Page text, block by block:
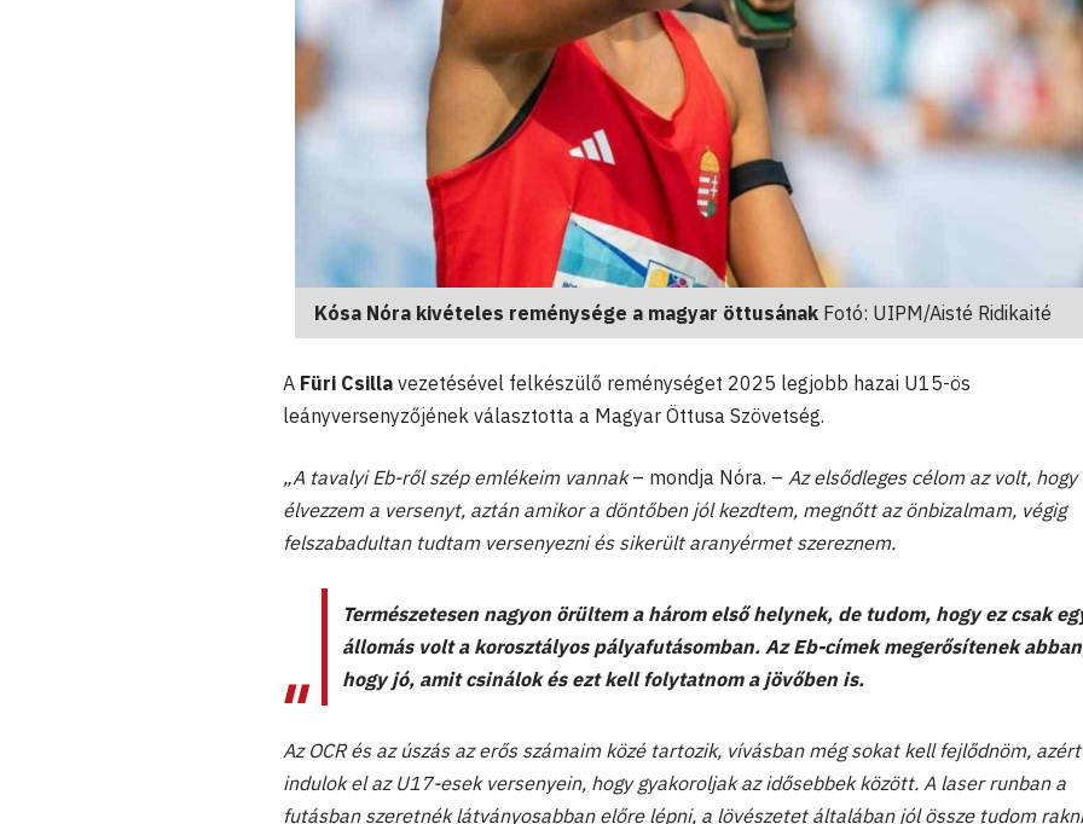
Kósa Nóra kivételes reménysége a magyar öttusának Fotó: UIPM/Aisté Ridikaité
A Füri Csilla vezetésével felkészülő reménységet 2025 legjobb hazai U15-ös
leányversenyzőjének választotta a Magyar Öttusa Szövetség.
„A tavalyi Eb-ről szép emlékeim vannak– mondja Nóra. – Az elsődleges célom az volt, hogy
élvezzem a versenyt, aztán amikor a döntőben jól kezdtem, megnőtt az önbizalmam, végig
felszabadultan tudtam versenyezni és sikerült aranyérmet szereznem.
Természetesen nagyon örültem a három első helynek, de tudom, hogy ez csak
állomás volt a korosztályos pályafutásomban. Az Eb-címek megerősítenek
hogy jó, amit csinálok és ezt kell folytatnom a jövőben is.
Az OCR és az úszás az erős számaim közé tartozik, vívásban még sokat kell fejlődnöm,
indulok el az U17-esek versenyein, hogy gyakoroljak az idősebbek között. A laser runban a
futásban szeretnék látványosabban előre lépni, a lövészetet általában jól össze tudom rakni